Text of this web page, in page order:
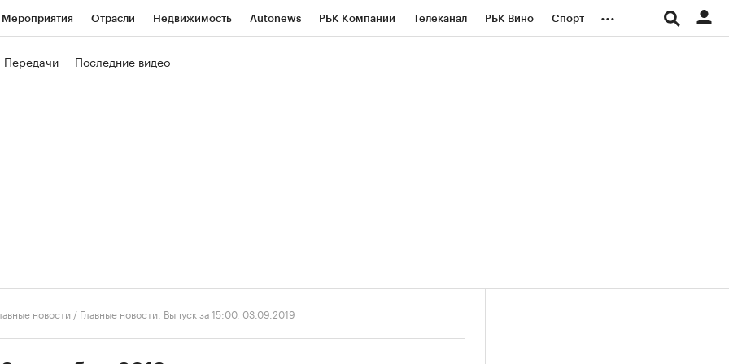
Мероприятия Отрасли Недвижимость Autonews РБК Компании Телеканал РБК Вино Спорт ...
Передачи Последние видео
новости / Главные новости. Выпуск за 15:00, 03.09.2019